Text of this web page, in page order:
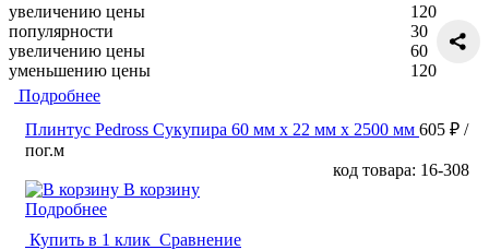
увеличению цены
популярности
увеличению цены
уменьшению цены
120
30
60
120
Подробнее
Плинтус Pedross Сукупира 60 мм х 22 мм х 2500 мм 605 ₽ /
пог.м
код товара: 16-308
В корзину
Подробнее
Купить в 1 клик Сравнение